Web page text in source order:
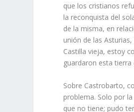
que los cristianos
la reconquista del
de la misma, en
unión de las
Castilla vieja, estoy
guardaron esta tierra
Sobre Castrobarto,
problema. Solo por
que no tiene; pudo